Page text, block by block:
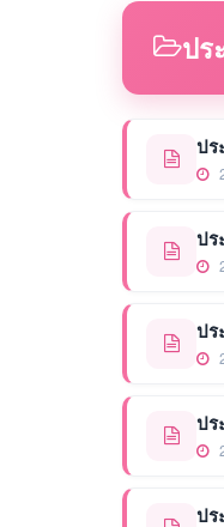
ปร
ปร
ปร
ปร
ปร
ปร